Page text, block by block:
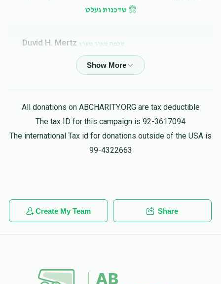
שדכנות געלט
Duvid H. Mertz שלמה מאיר מערץ
זכות שדכן ליום
Anonymous שלמה מאיר מערץ
1 year ago $200.00
All donations on ABCHARITY.ORG are tax deductible
The tax ID for this campaign is 92-3617094
The international Tax id for donations outside of the USA is
99-4322663
Create My Team Share